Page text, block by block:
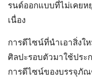
รนด์ออกแบบที่ไม่เคยห
เนื่อง
การดีไซน์ที่นำเอาสิ่งใ
ศิลปะรอบตัวมาใช้ประ
การดีไซน์ของบรรจุภั